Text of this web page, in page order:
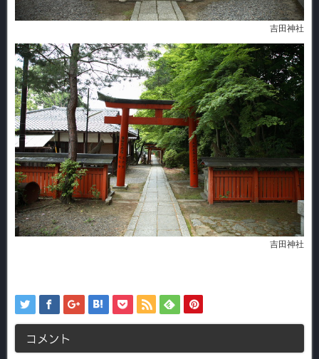
吉田神社
吉田神社
コメント